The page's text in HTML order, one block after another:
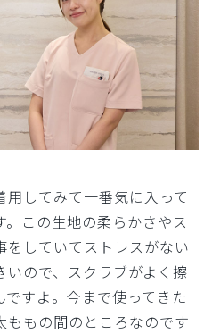
してみて一番気に入って
この生地の柔らかさやス
をしていてストレスがない
ので、スクラブがよく擦
すよ。今まで使ってきた
ももの間のところなのです